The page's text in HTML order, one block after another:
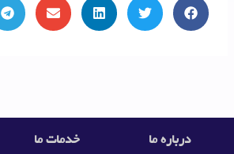
درباره ما خدمات ما